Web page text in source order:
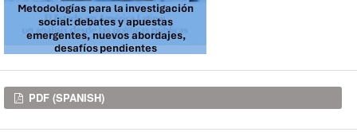
Downloads
PDF (SPANISH)